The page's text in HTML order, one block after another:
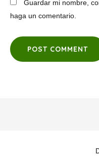
Guardar mi nombre,
haga un comentario.